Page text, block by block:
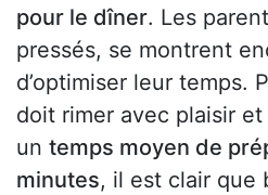
pour le dîner. Les
pressés, se montrent
d’optimiser leur temps.
doit rimer avec plaisir
un temps moyen de
minutes, il est clair que